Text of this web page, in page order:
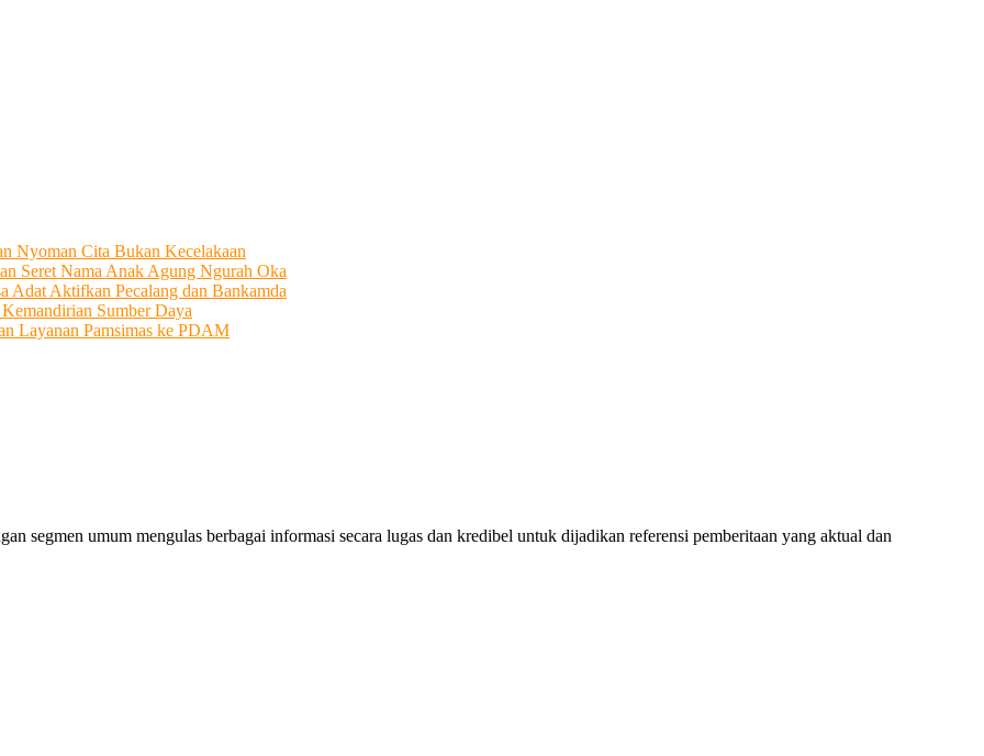
Nyoman Cita Bukan Kecelakaan
Seret Nama Anak Agung Ngurah Oka
Aktifkan Pecalang dan Bankamda
Sumber Daya
Layanan Pamsimas ke PDAM
segmen umum mengulas berbagai informasi secara lugas dan kredibel untuk dijadikan referensi pemberitaan yang aktual dan